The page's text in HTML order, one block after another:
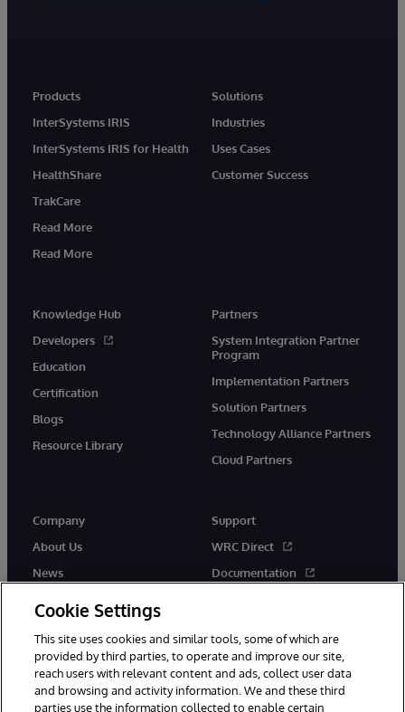
Products
InterSystems IRIS
InterSystems IRIS for Health
HealthShare
TrakCare
Read More
Read More
Solutions
Industries
Uses Cases
Customer Success
Knowledge Hub
Developers
Education
Certification
Blogs
Resource Library
Partners
System Integration Partner
Program
Implementation Partners
Solution Partners
Technology Alliance Partners
Cloud Partners
Company
About Us
News
Support
WRC Direct
Documentation
Cookie Settings
This site uses cookies and similar tools, some of which are
provided by third parties, to operate and improve our site,
reach users with relevant content and ads, collect user data
and browsing and activity information. We and these third
parties use the information collected to enable certain